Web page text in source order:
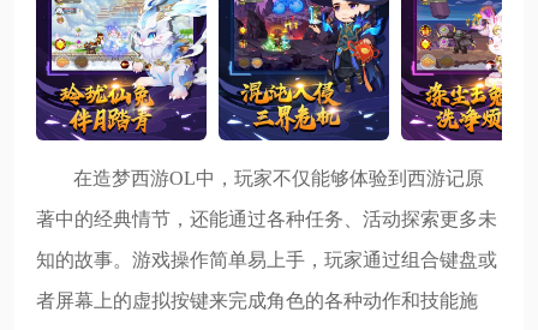
在造梦西游OL中，玩家不仅能够体验到西游记原
著中的经典情节，还能通过各种任务、活动探索更多未
知的故事。游戏操作简单易上手，玩家通过组合键盘或
者屏幕上的虚拟按键来完成角色的各种动作和技能施